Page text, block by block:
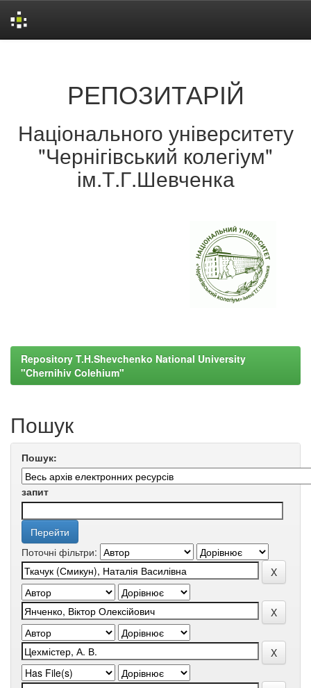
РЕПОЗИТАРІЙ
Національного університету
"Чернігівський колегіум"
ім.Т.Г.Шевченка
Repository T.H.Shevchenko National University
"Chernihiv Colehium"
Пошук
Пошук:
запит
Поточні фільтри: